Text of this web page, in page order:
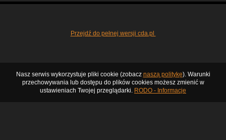
Przejdź do pełnej wersji cda.pl
Nasz serwis wykorzystuje pliki cookie (zobacz naszą politykę). Warunki
przechowywania lub dostępu do plików cookies możesz zmienić w
ustawieniach Twojej przeglądarki. RODO - Informacje